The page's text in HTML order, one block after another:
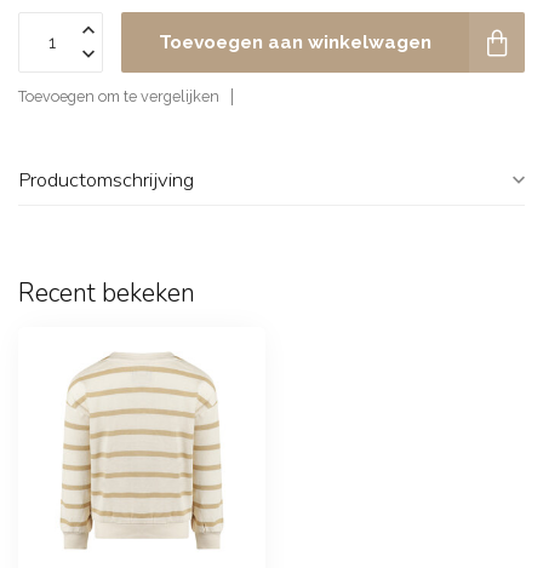
Toevoegen aan winkelwagen
Toevoegen om te vergelijken
Productomschrijving
Recent bekeken